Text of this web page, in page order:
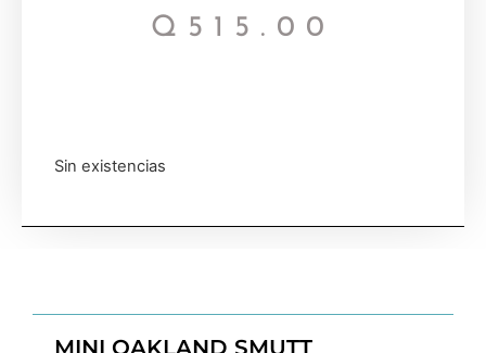
Q 515.00
Sin existencias
MINI OAKLAND SMUTT